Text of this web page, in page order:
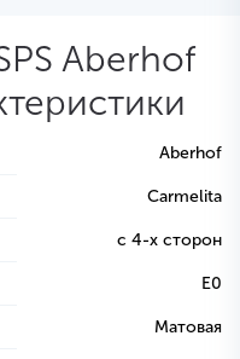
Aberhof
Aberhof
Carmelita
с 4-х сторон
E0
Матовая